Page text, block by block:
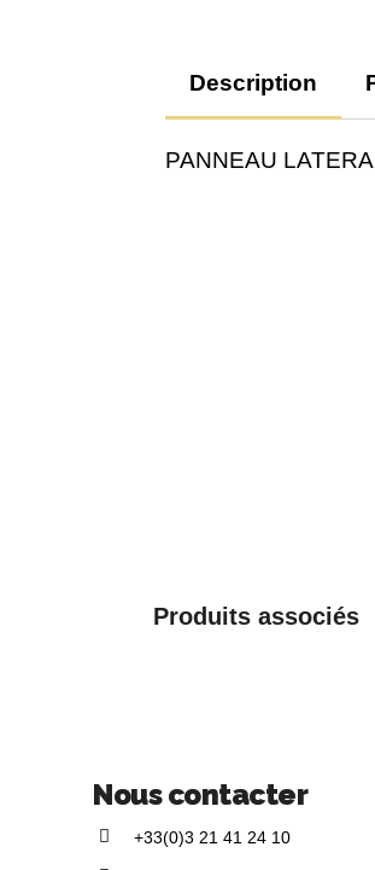
Description
PANNEAU
Produits associés
Nous contacter
+33(0)3 21 41 24 10